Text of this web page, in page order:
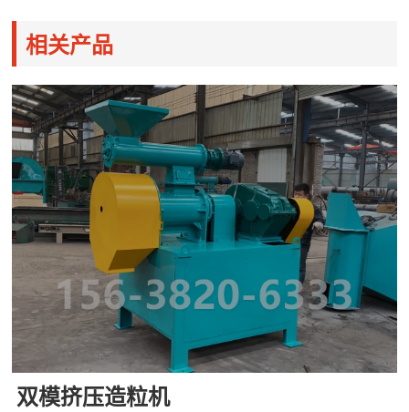
相关产品
双模挤压造粒机